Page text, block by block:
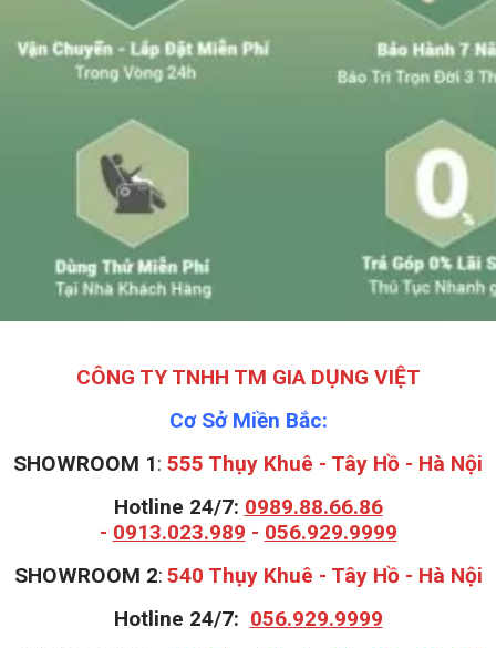
CÔNG TY TNHH TM GIA DỤNG VIỆT
Cơ Sở Miền Bắc:
SHOWROOM 1: 555 Thụy Khuê - Tây Hồ - Hà Nội
Hotline 24/7: 0989.88.66.86
- 0913.023.989 - 056.929.9999
SHOWROOM 2: 540 Thụy Khuê - Tây Hồ - Hà Nội
Hotline 24/7: 056.929.9999